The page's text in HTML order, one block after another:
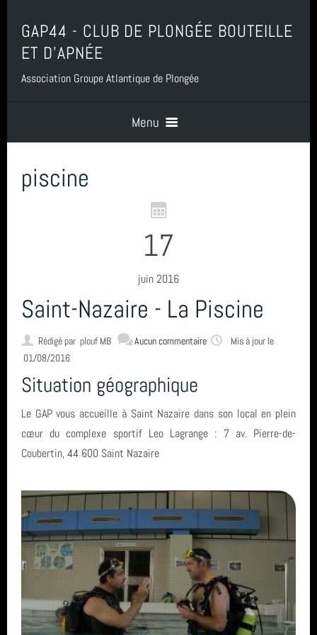
GAP44 - CLUB DE PLONGÉE BOUTEILLE
ET D'APNÉE
Association Groupe Atlantique de Plongée
Menu
Contact
L'encadrement
Statuts, règlement intérieur, charte formation, ... ⚓
Horaire des marées
Espace privé GAP - Encadrants et Directeurs de plongée 🐠
Catégories
piscine
17
juin 2016
Saint-Nazaire - La Piscine
Rédigé parplouf MB Aucun commentaire
Mis à jour le
01/08/2016
Situation géographique
Le GAP vous accueille à Saint Nazaire dans son local en plein
cœur du complexe sportif Leo Lagrange : 7 av. Pierre-de-
Coubertin, 44 600 Saint Nazaire